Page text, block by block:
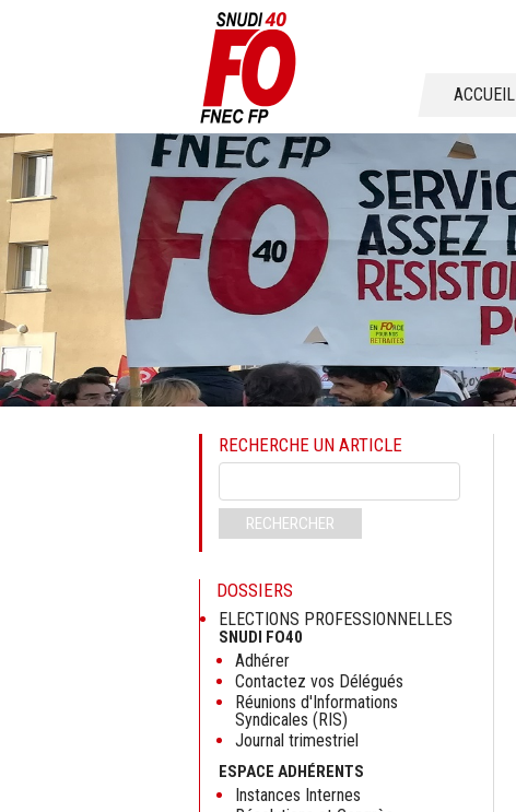
Aller
contenu
ACCUEIL
RECHERCHE UN ARTICLE
clés
RECHERCHER
DOSSIERS
ELECTIONS PROFESSIONNELLES
SNUDI FO40
Adhérer
Contactez vos Délégués
Réunions d'Informations
Syndicales (RIS)
Journal trimestriel
ESPACE ADHÉRENTS
Instances Internes